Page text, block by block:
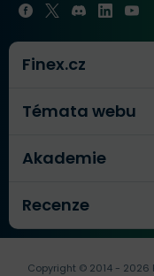
Finex.cz
Témata webu
Akademie
Recenze
Copyright © 2014 - 2026